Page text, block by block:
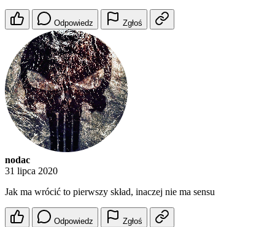
Odpowiedz Zgłoś
nodac
31 lipca 2020
Jak ma wrócić to pierwszy skład, inaczej nie ma sensu
Odpowiedz Zgłoś